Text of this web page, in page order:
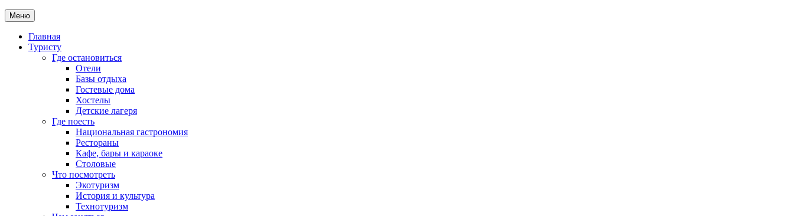
Меню
Главная
Туристу
Где остановиться
Отели
Базы отдыха
Гостевые дома
Хостелы
Детские лагеря
Где поесть
Национальная гастрономия
Рестораны
Кафе, бары и караоке
Столовые
Что посмотреть
Экотуризм
История и культура
Технотуризм